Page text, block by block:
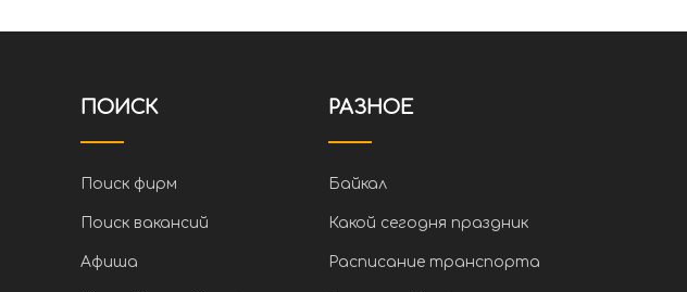
ПОИСК
Поиск фирм
Поиск вакансий
Афиша
РАЗНОЕ
Байкал
Какой сегодня праздник
Расписание транспорта